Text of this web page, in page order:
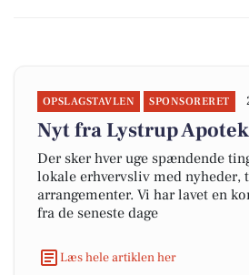
OPSLAGSTAVLEN SPONSORERET
Nyt fra Lystrup Apotek
Der sker hver uge spændende
lokale erhvervsliv med nyheder,
arrangementer. Vi har lavet en
fra de seneste dage
Læs hele artiklen her